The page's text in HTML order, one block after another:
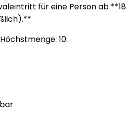
für eine Person ab **18
10.